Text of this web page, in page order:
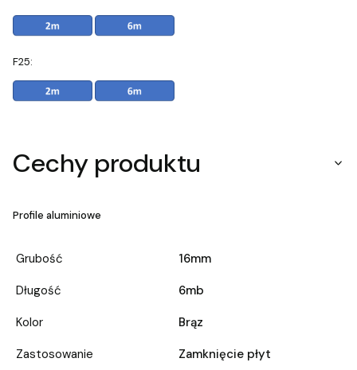
F25:
Cechy produktu
Profile aluminiowe
Grubość
16mm
Długość
6mb
Kolor
Brąz
Zastosowanie
Zamknięcie płyt